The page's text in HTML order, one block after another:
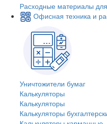
Расходные материалы
Офисная техника и
Уничтожители бумаг
Калькуляторы
Калькуляторы
Калькуляторы